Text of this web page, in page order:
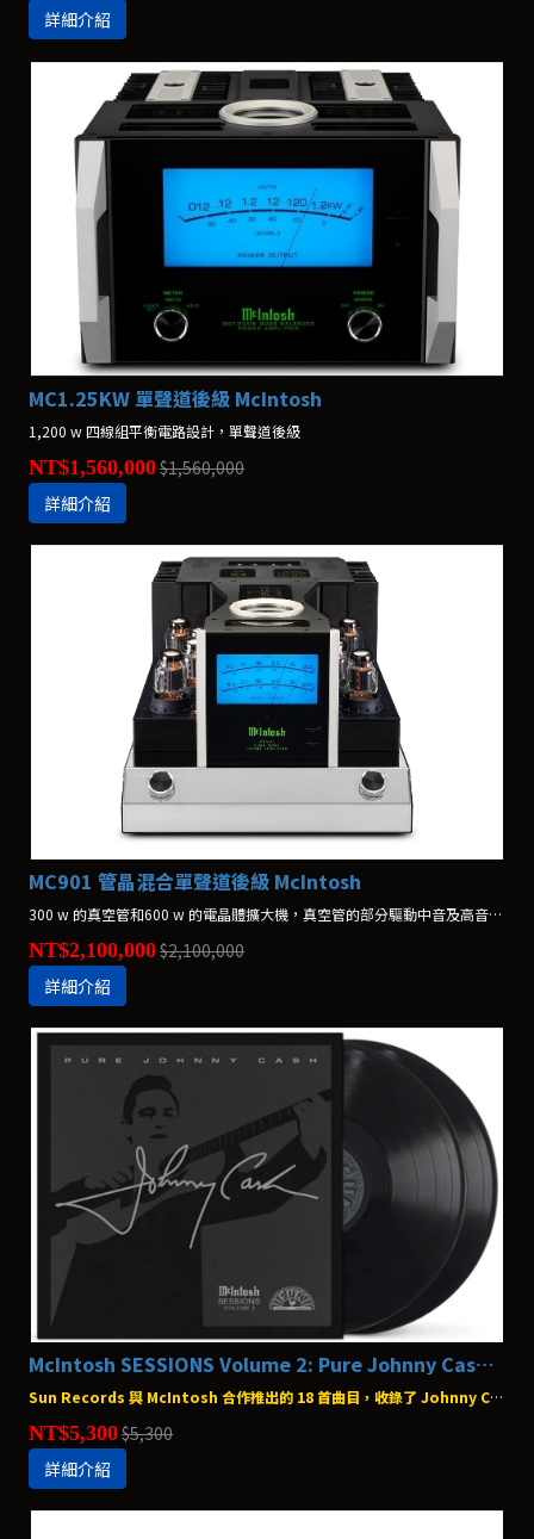
詳細介紹
MC1.25KW 單聲道後級 McIntosh
1,200 w 四線組平衡電路設計，單聲道後級
NT$1,560,000$1,560,000
詳細介紹
MC901 管晶混合單聲道後級 McIntosh
300 w 的真空管和600 w 的電晶體擴大機，真空管的部分驅動中音及高音喇叭，電晶體的部分則驅動低音喇叭
NT$2,100,000$2,100,000
詳細介紹
McIntosh SESSIONS Volume 2: Pure Johnny Cash 黑膠唱片
Sun Records 與 McIntosh 合作推出的 18 首曲目，收錄了 Johnny Cash 經典歌曲
NT$5,300$5,300
詳細介紹